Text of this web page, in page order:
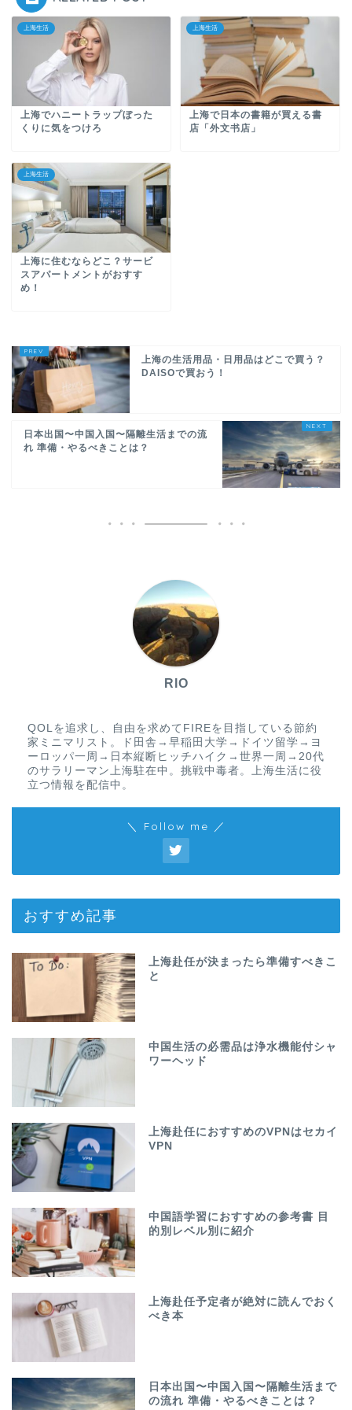
上海生活
上海でハニートラップぼった
くりに気をつけろ
上海生活
上海で日本の書籍が買える書
店「外文书店」
上海生活
上海に住むならどこ？サービ
スアパートメントがおすす
め！
上海の生活用品・日用品はどこで買う？
DAISOで買おう！
日本出国〜中国入国〜隔離生活までの流
れ 準備・やるべきことは？
RIO
QOLを追求し、自由を求めてFIREを目指している節約
家ミニマリスト。ド田舎→早稲田大学→ドイツ留学→ヨ
ーロッパ一周→日本縦断ヒッチハイク→世界一周→20代
のサラリーマン上海駐在中。挑戦中毒者。上海生活に役
立つ情報を配信中。
＼ Follow me ／
おすすめ記事
上海赴任が決まったら準備すべきこ
と
中国生活の必需品は浄水機能付シャ
ワーヘッド
上海赴任におすすめのVPNはセカイ
VPN
中国語学習におすすめの参考書 目
的別レベル別に紹介
上海赴任予定者が絶対に読んでおく
べき本
日本出国〜中国入国〜隔離生活まで
の流れ 準備・やるべきことは？